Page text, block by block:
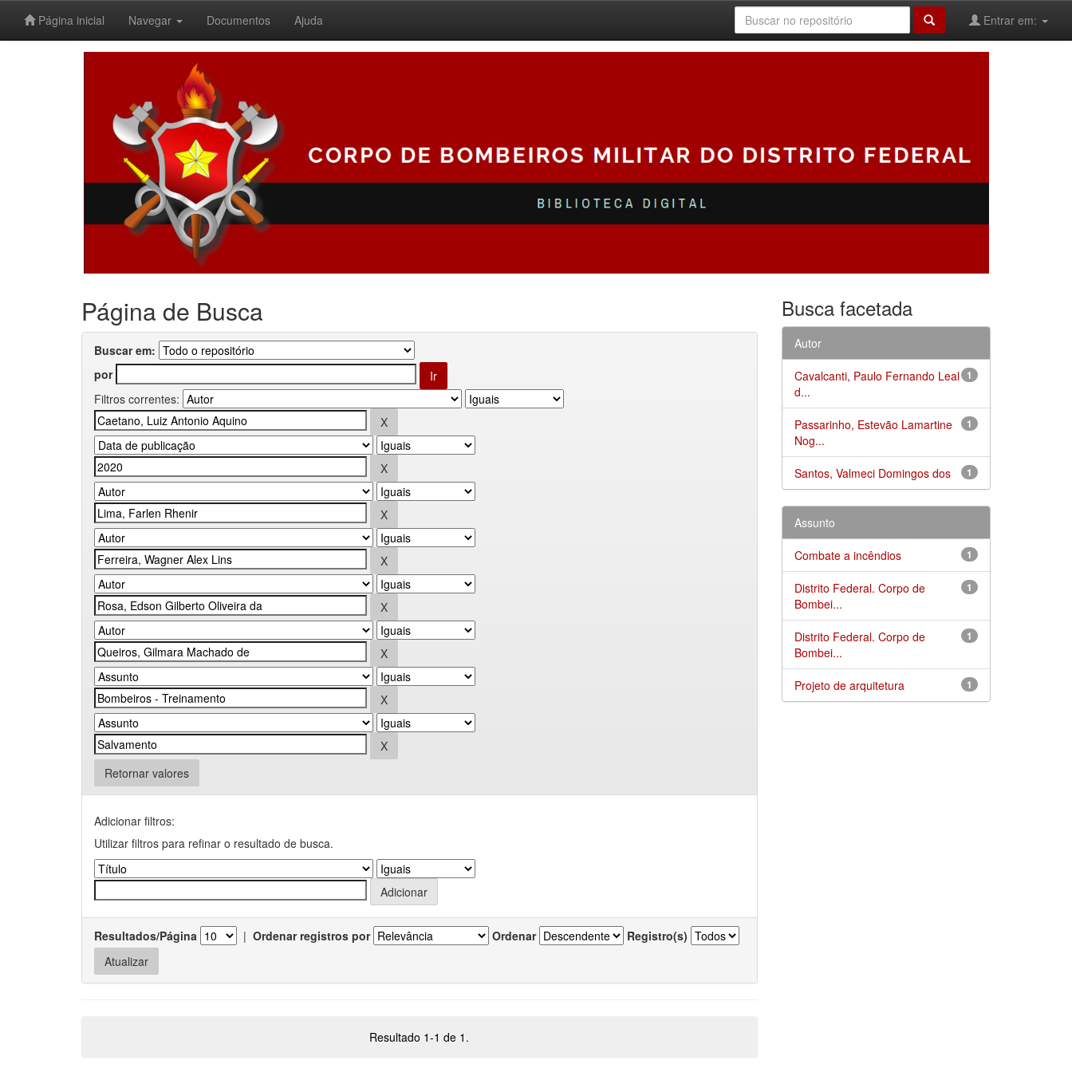
Página inicial Navegar Documentos Ajuda Entrar em:
Página de Busca
Buscar em:
por
Filtros correntes:
Retornar valores
Adicionar filtros:
Utilizar filtros para refinar o resultado de busca.
Resultados/Página | Ordenar registros por Ordenar Registro(s)
Resultado 1-1 de 1.
Busca facetada
Autor
1
Cavalcanti, Paulo Fernando Leal
d...
1
Passarinho, Estevão Lamartine
Nog...
1
Santos, Valmeci Domingos dos
Assunto
1
Combate a incêndios
1
Distrito Federal. Corpo de
Bombei...
1
Distrito Federal. Corpo de
Bombei...
1
Projeto de arquitetura